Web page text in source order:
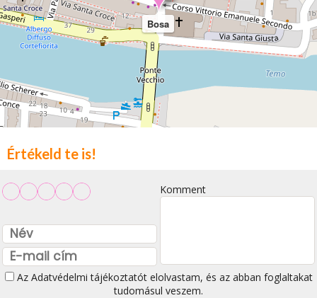
Bosa
Értékeld te is!
Komment
Az Adatvédelmi tájékoztatótelolvastam, és az abban foglaltakat
tudomásul veszem.